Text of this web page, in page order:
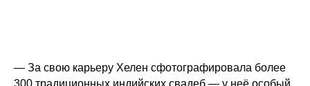
— За свою карьеру Хелен сфотографировала более
300 традиционных индийских свадеб — у неё особый